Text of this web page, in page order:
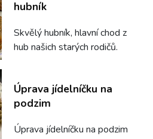
hubník
Skvělý hubník, hlavní chod z
hub našich starých rodičů.
Úprava jídelníčku na
podzim
Úprava jídelníčku na podzim